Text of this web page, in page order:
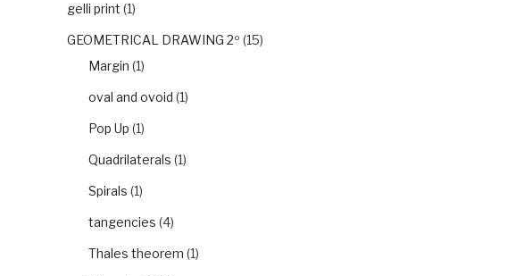
gelli print (1)
GEOMETRICAL DRAWING 2º (15)
Margin (1)
oval and ovoid (1)
Pop Up (1)
Quadrilaterals (1)
Spirals (1)
tangencies (4)
Thales theorem (1)